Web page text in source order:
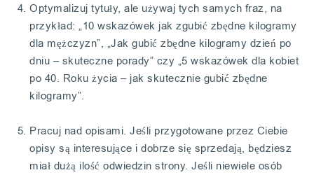
Optymalizuj tytuły, ale używaj tych samych fraz, na
przykład: „10 wskazówek jak zgubić zbędne kilogramy
dla mężczyzn”, „Jak gubić zbędne kilogramy dzień po
dniu – skuteczne porady” czy „5 wskazówek dla kobiet
po 40. Roku życia – jak skutecznie gubić zbędne
kilogramy”.
Pracuj nad opisami. Jeśli przygotowane przez Ciebie
opisy są interesujące i dobrze się sprzedają, będziesz
miał dużą ilość odwiedzin strony. Jeśli niewiele osób